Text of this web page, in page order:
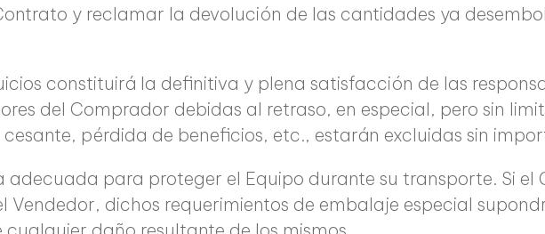
y reclamar la devolución de las cantidades ya
constituirá la definitiva y plena satisfacción de las
del Comprador debidas al retraso, en especial, pero sin
pérdida de beneficios, etc., estarán excluidas sin
para proteger el Equipo durante su transporte. Si el
dichos requerimientos de embalaje especial